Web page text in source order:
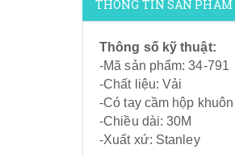
THÔNG TIN SẢN PHẨM
Thông số kỹ thuật:
-Mã sản phẩm: 34-791
-Chất liệu: Vải
-Có tay cầm hộp
-Chiều dài: 30M
-Xuất xứ: Stanley